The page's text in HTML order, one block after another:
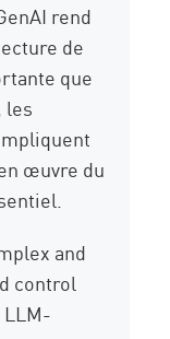
rend
de
que
les
œuvre du
and
control